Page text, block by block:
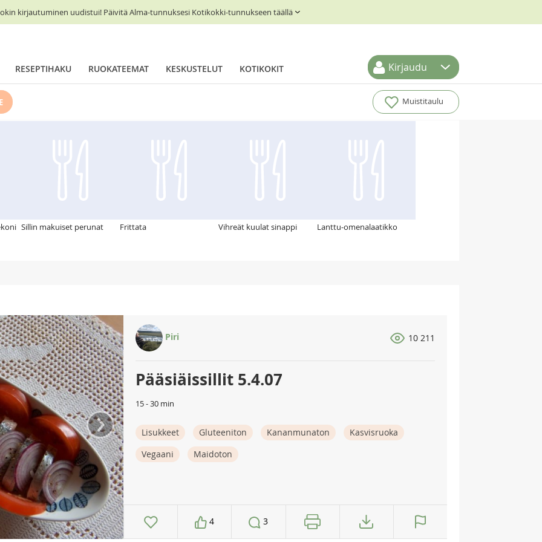
kirjautuminen uudistui! Päivitä Alma-tunnuksesi Kotikokki-tunnukseen täällä
RESEPTIHAKU RUOKATEEMAT KESKUSTELUT KOTIKOKIT Kirjaudu
Muistitaulu
Sillin makuiset perunat Frittata Vihreät kuulat sinappi Lanttu-omenalaatikko
›
Piri 10 211
Pääsiäissillit 5.4.07
15 - 30 min
Lisukkeet Gluteeniton Kananmunaton
Kasvisruoka
Vegaani
Maidoton
4 3